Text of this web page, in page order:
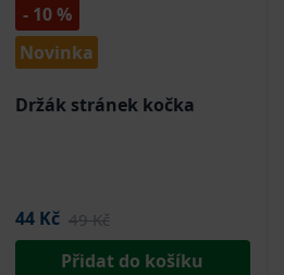
- 10 %
Novinka
Držák stránek kočka
44 Kč 49 Kč
Přidat do košíku